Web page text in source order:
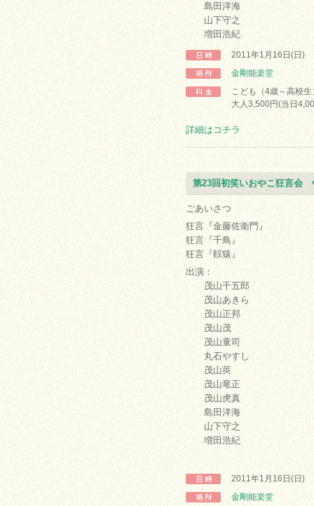
島田洋海
山下守之
増田浩紀
2011年1月16日(日)
金剛能楽堂
こども（4歳～高校
大人3,500円(当日
詳細はコチラ
第23回初笑いおやこ狂言会
ごあいさつ
狂言『金藤佐衛門』
狂言『千鳥』
狂言『靫猿』
出演：
茂山千五郎
茂山あきら
茂山正邦
茂山茂
茂山童司
丸石やすし
茂山莢
茂山竜正
茂山虎真
島田洋海
山下守之
増田浩紀
2011年1月16日(日)
金剛能楽堂